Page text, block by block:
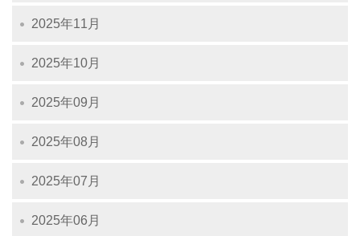
2025年11月
2025年10月
2025年09月
2025年08月
2025年07月
2025年06月